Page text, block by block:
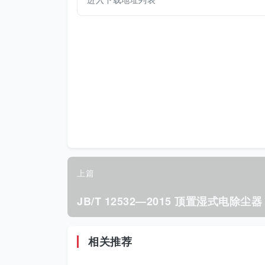
上篇
JB/T 12532—2015 顶置湿式电除尘器
相关推荐